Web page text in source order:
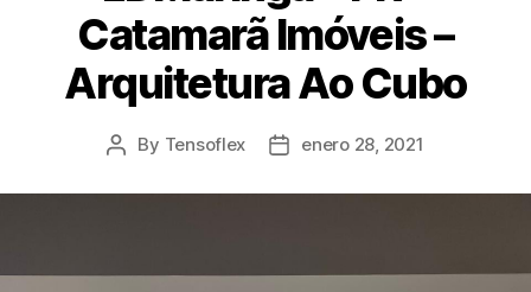
Catamarã Imóveis –
Arquitetura Ao Cubo
By Tensoflex enero 28, 2021